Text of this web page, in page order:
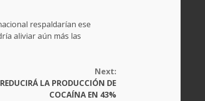
respaldarían ese
aliviar aún más las
Next:
LA PRODUCCIÓN DE
COCAÍNA EN 43%